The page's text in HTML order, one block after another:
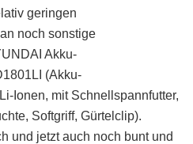
geringen
noch sonstige
Akku-
(Akku-
Ionen, mit Schnellspannfutter,
Softgriff, Gürtelclip).
und jetzt auch noch bunt und